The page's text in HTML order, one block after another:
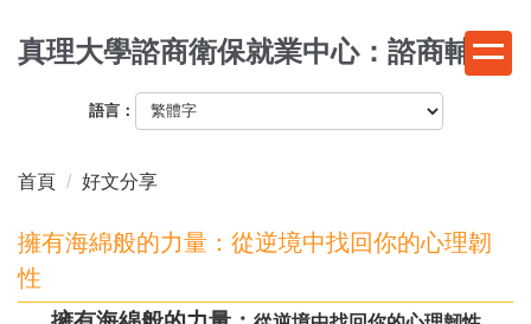
到
區
真理大學諮商衛保就業中心：諮商輔導
語言：
首頁 好文分享
擁有海綿般的力量：從逆境中找回你的心理韌
性